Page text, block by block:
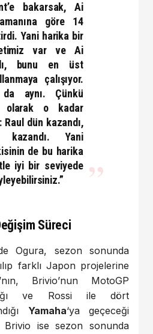
bakarsak, Ai
göre 14
Yani harika bir
var ve Ai
bunu en üst
çalışıyor.
aynı. Çünkü
olarak o kadar
Raul dün kazandı,
Yani
de bu harika
iyi bir seviyede
Süreci
Ogura, sezon sonunda
farklı Japon projelerine
Brivio’nun MotoGP
ve Rossi ile dört
Yamaha‘ya geçeceği
Brivio ise sezon sonunda